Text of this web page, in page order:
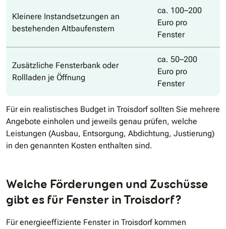
Kleinere Instandsetzungen an
bestehenden Altbaufenstern
ca. 100–200
Euro pro
Fenster
Zusätzliche Fensterbank oder
Rollladen je Öffnung
ca. 50–200
Euro pro
Fenster
Für ein realistisches Budget in Troisdorf sollten Sie mehrere
Angebote einholen und jeweils genau prüfen, welche
Leistungen (Ausbau, Entsorgung, Abdichtung, Justierung)
in den genannten Kosten enthalten sind.
Welche Förderungen und Zuschüsse
gibt es für Fenster in Troisdorf?
Für energieeffiziente Fenster in Troisdorf kommen